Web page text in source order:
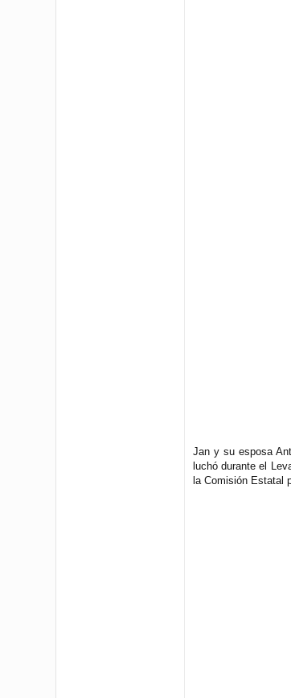
Jan y su esposa
luchó durante el
la Comisión Estatal